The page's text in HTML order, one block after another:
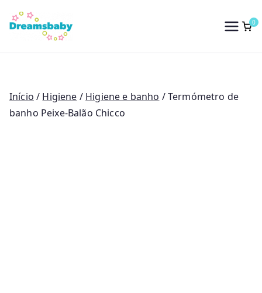
para
conteúdo
Dreams Baby
0
Início / Higiene / Higiene e banho / Termómetro de
banho Peixe-Balão Chicco